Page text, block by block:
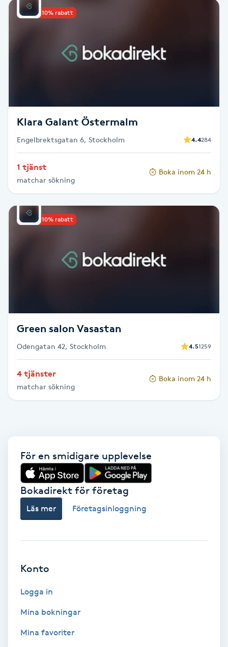
Gravidyoga
Gruppträning
H
Herrklippning
Hollywood Peel
Hudföryngring
Huduppstramning
Hypnos
Upp till 10% rabatt
Klara Galant Östermalm
Engelbrektsgatan 6, Stockholm 4.4284
1 tjänst
matchar sökning
Boka inom 24 h
Upp till 10% rabatt
Green salon Vasastan
Odengatan 42, Stockholm 4.51259
4 tjänster
matchar sökning
Boka inom 24 h
För en smidigare upplevelse
Bokadirekt för företag
Läs mer Företagsinloggning
Konto
Logga in
Mina bokningar
Mina favoriter